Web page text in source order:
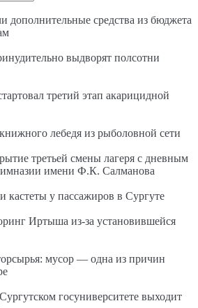
средства из бюджета
выдворят полсотни
третий этап акарицидной
лебедя из рыболовной сети
третьей смены лагеря с дневным
имени Ф.К. Салманова
кастеты у пассажиров в Сургуте
Иртыша из-за установившейся
мусор — одна из причин
госуниверситете выходит